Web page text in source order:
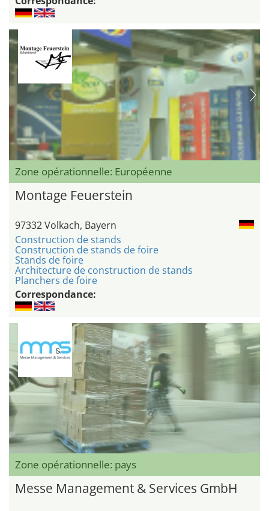
Zone opérationnelle: Européenne
Montage Feuerstein
97332 Volkach, Bayern
Construction de stands
Construction de stands de foire
Stands de foire
Architecture de construction de stands
Planchers de foire
Correspondance:
Zone opérationnelle: pays
Messe Management & Services GmbH